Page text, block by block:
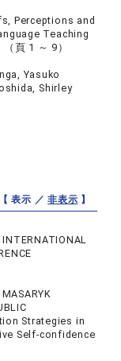
Perceptions and
Teaching
頁 1 ～ 9）
Yasuko
Shirley
【 表示 ／非表示 】
Strategies in
Self-confidence